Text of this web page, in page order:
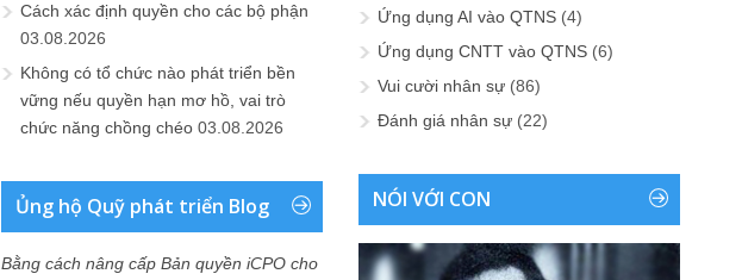
Cách xác định quyền cho các bộ phận
03.08.2026
Không có tổ chức nào phát triển bền
vững nếu quyền hạn mơ hồ, vai trò
chức năng chồng chéo 03.08.2026
Ủng hộ Quỹ phát triển Blog
Bằng cách nâng cấp Bản quyền iCPO cho
Ứng dụng AI vào QTNS (4)
Ứng dụng CNTT vào QTNS (6)
Vui cười nhân sự (86)
Đánh giá nhân sự (22)
NÓI VỚI CON